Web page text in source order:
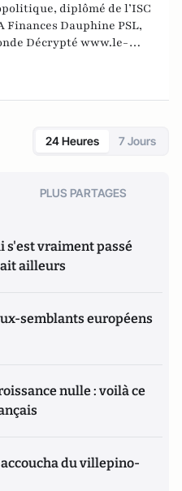
diplômé de l’ISC
Dauphine PSL,
Décrypté www.le-
24 Heures 7 Jours
PLUS PARTAGES
s'est vraiment passé
ailleurs
semblants européens
nulle : voilà ce
du villepino-